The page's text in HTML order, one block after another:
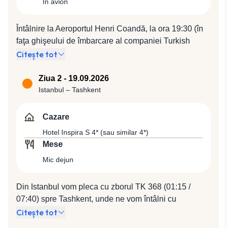
In avion
Întâlnire la Aeroportul Henri Coandă, la ora 19:30 (în
faţa ghişeului de îmbarcare al companiei Turkish
Airlines). Plecare spre Istanbul cu compania Turkish
Citește tot
Ziua 2 - 19.09.2026
Istanbul – Tashkent
Cazare
Hotel Inspira S 4* (sau similar 4*)
Mese
Mic dejun
Din Istanbul vom pleca cu zborul TK 368 (01:15 /
07:40) spre Tashkent, unde ne vom întâlni cu
reprezentantul local care ne va însoți pentru cazare la
Citește tot